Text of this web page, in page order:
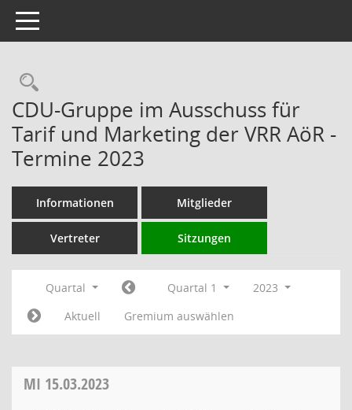
Toggle navigation
Rechercheauswahl
CDU-Gruppe im Ausschuss für
Tarif und Marketing der VRR AöR -
Termine 2023
Informationen Mitglieder
Vertreter Sitzungen
Quartal Quartal 1
2023
Aktuell
Gremium auswählen
MI 15.03.2023